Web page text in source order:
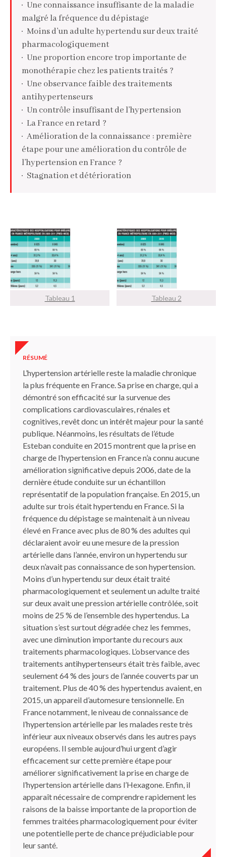
Une connaissance insuffisante de la maladie
malgré la fréquence du dépistage
Moins d’un adulte hypertendu sur deux traité
pharmacologiquement
Une proportion encore trop importante de
monothérapie chez les patients traités ?
Une observance faible des traitements
antihypertenseurs
Un contrôle insuffisant de l’hypertension
La France en retard ?
Amélioration de la connaissance : première
étape pour une amélioration du contrôle de
l’hypertension en France ?
Stagnation et détérioration
Tableau 1 Tableau 2
RÉSUMÉ
L’hypertension artérielle reste la maladie chronique
la plus fréquente en France. Sa prise en charge, qui a
démontré son efficacité sur la survenue des
complications cardiovasculaires, rénales et
cognitives, revêt donc un intérêt majeur pour la santé
publique. Néanmoins, les résultats de l’étude
Esteban conduite en 2015 montrent que la prise en
charge de l’hypertension en France n’a connu aucune
amélioration significative depuis 2006, date de la
dernière étude conduite sur un échantillon
représentatif de la population française. En 2015, un
adulte sur trois était hypertendu en France. Si la
fréquence du dépistage se maintenait à un niveau
élevé en France avec plus de 80 % des adultes qui
déclaraient avoir eu une mesure de la pression
artérielle dans l’année, environ un hypertendu sur
deux n’avait pas connaissance de son hypertension.
Moins d’un hypertendu sur deux était traité
pharmacologiquement et seulement un adulte traité
sur deux avait une pression artérielle contrôlée, soit
moins de 25 % de l’ensemble des hypertendus. La
situation s’est surtout dégradée chez les femmes,
avec une diminution importante du recours aux
traitements pharmacologiques. L’observance des
traitements antihypertenseurs était très faible, avec
seulement 64 % des jours de l’année couverts par un
traitement. Plus de 40 % des hypertendus avaient, en
2015, un appareil d’automesure tensionnelle. En
France notamment, le niveau de connaissance de
l’hypertension artérielle par les malades reste très
inférieur aux niveaux observés dans les autres pays
européens. Il semble aujourd’hui urgent d’agir
efficacement sur cette première étape pour
améliorer significativement la prise en charge de
l’hypertension artérielle dans l’Hexagone. Enfin, il
apparaît nécessaire de comprendre rapidement les
raisons de la baisse importante de la proportion de
femmes traitées pharmacologiquement pour éviter
une potentielle perte de chance préjudiciable pour
leur santé.